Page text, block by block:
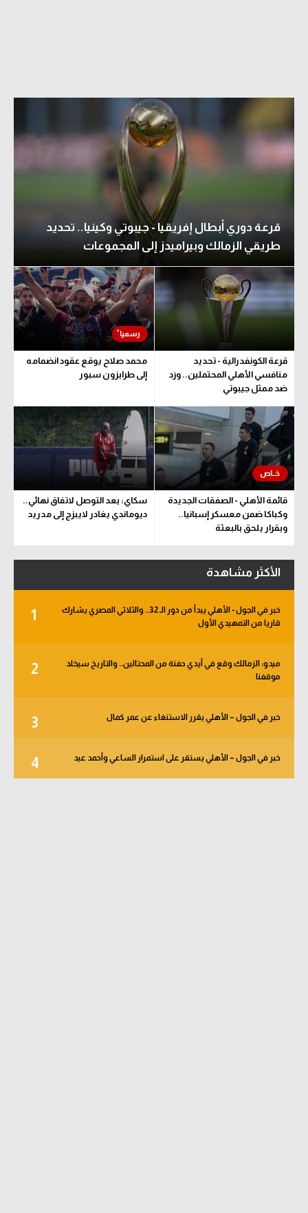
قرعة دوري أبطال إفريقيا - جيبوتي وكينيا.. تحديد
طريقي الزمالك وبيراميدز إلى المجموعات
قرعة الكونفدرالية - تحديد
منافسي الأهلي المحتملين.. وزد
ضد ممثل جيبوتي
محمد صلاح يوقع عقود انضمامه
إلى طرابزون سبور
قائمة الأهلي - الصفقات الجديدة
وكباكا ضمن معسكر إسبانيا..
وبقرار يلحق بالبعثة
سكاي: بعد التوصل لاتفاق نهائي..
ديوماندي يغادر لايبزج إلى مدريد
الأكثر مشاهدة
1
خبر في الجول - الأهلي يبدأ من دور الـ 32.. والثلاثي المصري يشارك
قاريا من التمهيدي الأول
2
ميدو: الزمالك وقع في أيدي حفنة من المحتالين.. والتاريخ سيخلد
موقفنا
3 خبر في الجول – الأهلي يقرر الاستنغاء عن عمر كمال
4 خبر في الجول – الأهلي يستقر على استمرار الساعي وأحمد عيد